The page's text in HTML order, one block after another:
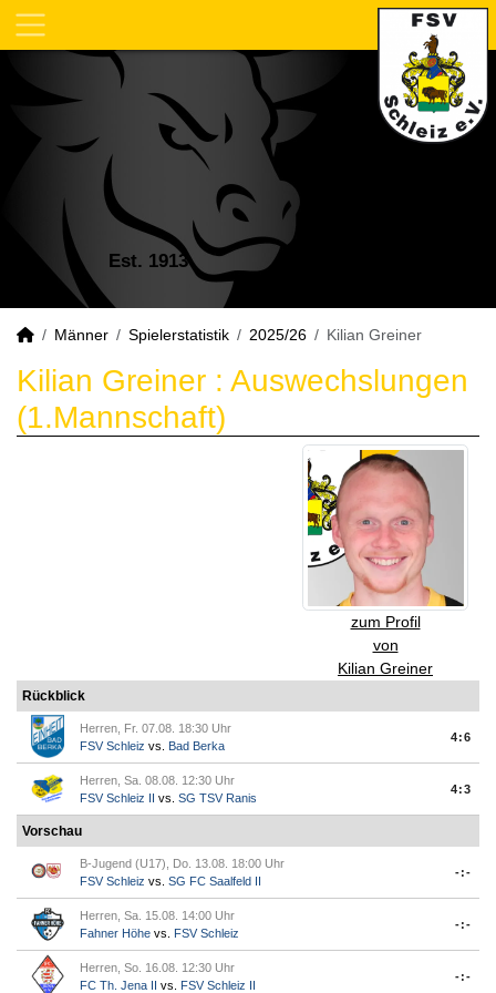
Est. 1913
Männer Spielerstatistik 2025/26 Kilian Greiner
Kilian Greiner : Auswechslungen
(1.Mannschaft)
zum Profil
von
Kilian Greiner
Rückblick
Herren, Fr. 07.08. 18:30 Uhr
FSV Schleiz vs. Bad Berka
4:6
Herren, Sa. 08.08. 12:30 Uhr
FSV Schleiz II vs. SG TSV Ranis
4:3
Vorschau
B-Jugend (U17), Do. 13.08. 18:00 Uhr
FSV Schleiz vs. SG FC Saalfeld II
-:-
Herren, Sa. 15.08. 14:00 Uhr
Fahner Höhe vs. FSV Schleiz
-:-
Herren, So. 16.08. 12:30 Uhr
FC Th. Jena II vs. FSV Schleiz II
-:-